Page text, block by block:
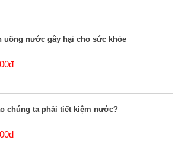
uống nước gây hại cho sức khỏe
chúng ta phải tiết kiệm nước?